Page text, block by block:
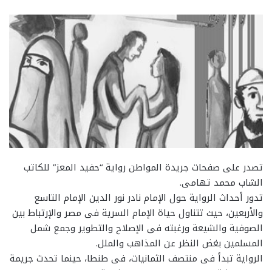
تصدر على صفحات جريدة المواطن رواية “حفيد المعز” للكاتب
الشاب محمد تهامى.
تدور أحداث الرواية حول الإمام نادر نور الدين الإمام التاسع
والأربعين، حيث تتناول حياة الإمام السرية فى مصر والإرتباط بين
الصوفية والشيعة ورغبته فى الإصلاح والتطوير وجمع شمل
المسلمين بغض النظر عن المذاهب والملل.
الرواية تبدأ فى منتصف الثمانيات، فى طنطا، حينما تحدث جريمة